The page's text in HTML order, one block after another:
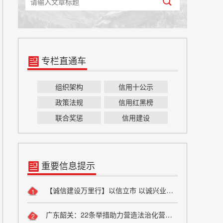
专栏直通车
组织架构
信用十公示
政策法规
信用红黑榜
联合奖惩
信用建设
重要信息提示
【诚信建设万里行】以信立市 以诚兴业——方山县烟草专卖局诚信宣传
1
广东韶关：22条举措助力营造法治化营商环境
2